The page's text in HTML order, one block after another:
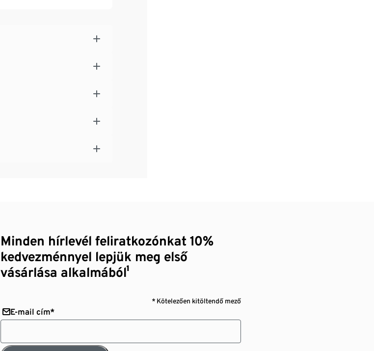
Minden hírlevél feliratkozónkat 10%
kedvezménnyel lepjük meg első
vásárlása alkalmából¹
* Kötelezően kitöltendő mező
E-mail cím*